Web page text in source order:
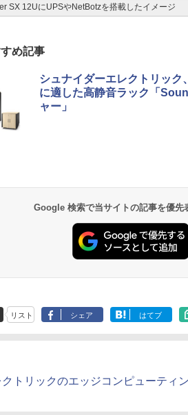
SX 12UにUPSやNetBotzを搭載したイメージ
め記事
シュナイダーエレクトリッ
に適した高静音ラック「
ャー」
Google 検索で当サイトの記事を優先
リスト シェア はてブ
トリックのエッジコンピューティ